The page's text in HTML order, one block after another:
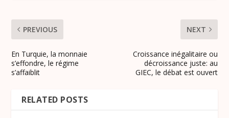
PREVIOUS
En Turquie, la monnaie
s’effondre, le régime
s’affaiblit
NEXT
Croissance inégalitaire ou
décroissance juste: au
GIEC, le débat est ouvert
RELATED POSTS